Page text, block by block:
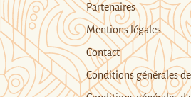
Partenaires
Mentions légales
Contact
Conditions générales